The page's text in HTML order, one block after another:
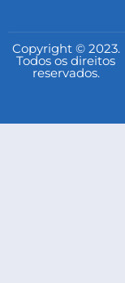
Copyright © 2023.
Todos os direitos
reservados.